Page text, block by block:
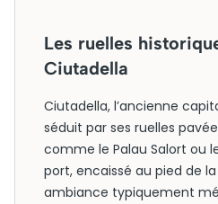
Les ruelles
Ciutadella
Ciutadella, l’ancienne
séduit par ses ruelles
comme le Palau Salort ou
port, encaissé au pied de
ambiance typiquement